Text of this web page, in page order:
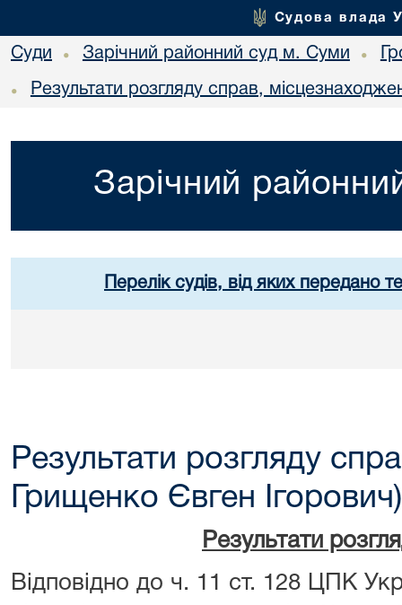
Судова влада
Суди • Зарічний районний суд м. Суми •
• Результати розгляду справ,
Зарічний
Перелік судів, від яких передано
Результати розгляду
Грищенко Євген Ігорович)
Результати
Відповідно до ч. 11 ст. 128 ЦПК